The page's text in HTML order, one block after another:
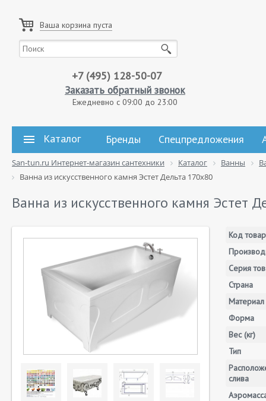
Ваша корзина пуста
+7 (495) 128-50-07
Заказать обратный звонок
Ежедневно с 09:00 до 23:00
Каталог Бренды Спецпредложения
San-tun.ru Интернет-магазин сантехники Каталог Ванны
Ванна из искусственного камня Эстет Дельта 170x80
Ванна из искусственного камня Эстет
Код
Серия
Страна
Материал
Форма
Вес (кг)
Тип
слива